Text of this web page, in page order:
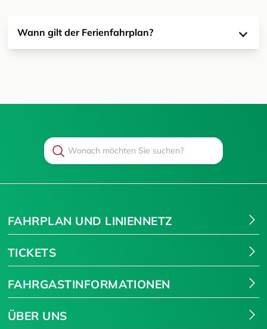
Wann gilt der Ferienfahrplan?
Search
FAHRPLAN UND LINIENNETZ
TICKETS
FAHRGASTINFORMATIONEN
ÜBER UNS